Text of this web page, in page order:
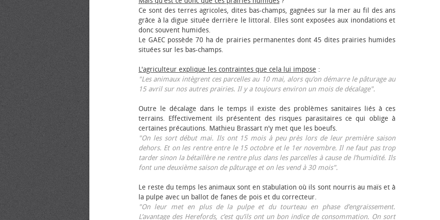
Ce sont des terres agricoles, dites bas-champs, gagnées sur la mer au fil des ans
grâce à la digue située derrière le littoral. Elles sont exposées aux inondations et
donc souvent humides.
Le GAEC possède 70 ha de prairies permanentes dont 45 dites prairies humides
situées sur les bas-champs.
L'agriculteur explique les contraintes que cela lui impose :
"Les animaux intègrent ces parcelles au 10 mai, alors qu’on démarre le pâturage au
15 avril sur nos autres prairies. Il y a toujours environ un mois de décalage".
Outre le décalage dans le temps il existe des problèmes sanitaires liés à ces
terrains. Effectivement ils présentent des risques parasitaires ce qui oblige à
certaines précautions. Mathieu Brassart n'y met que les bœufs.
"On les sort début mai. Ils ont 15 mois à peu près lors de leur première saison
dehors. Et on les rentre entre le 15 octobre et le 1er novembre. Il ne faut pas trop
tarder sinon la bétaillère ne rentre plus dans les parcelles à cause de l’humidité. Ils
font une deuxième saison de pâturage et on les vend à 30 mois".
Le reste du temps les animaux sont en stabulation où ils sont nourris au maïs et à
la pulpe avec un ballot de fanes de pois et du correcteur.
"On leur met en plus de la pulpe et du tourteau en phase d’engraissement.
L’avantage des Herefords, c’est qu’ils ont un bon indice de consommation. On sort